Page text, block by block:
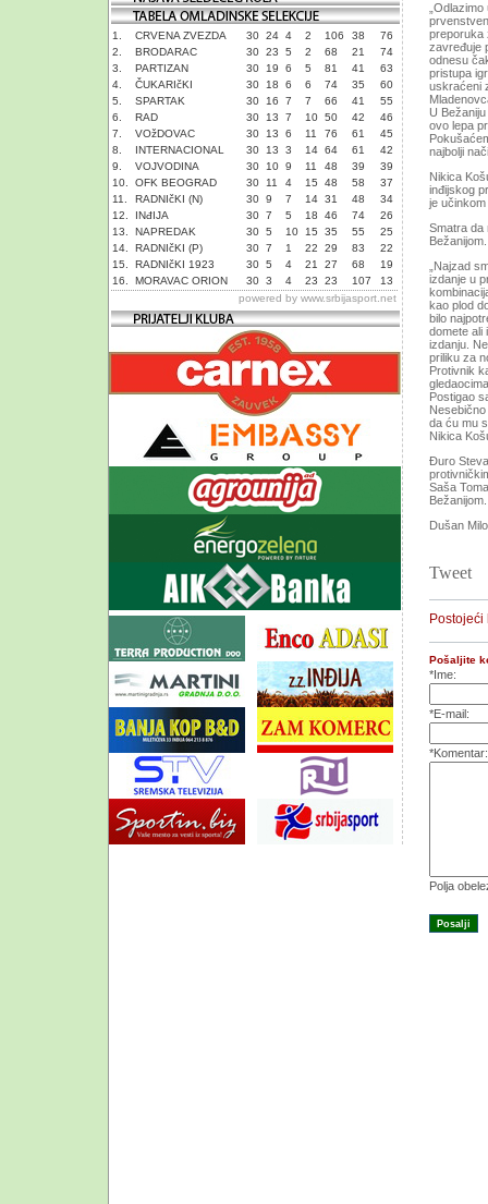
1. CRVENA ZVEZDA 30 24 4 2 106 38
76
2.
BRODARAC 30 23 5 2 68 21
74
3.
PARTIZAN 30 19 6 5 81 41
63
4.
ČUKARIčKI 30 18 6 6 74 35
60
5.
SPARTAK 30 16 7 7 66 41
55
6.
RAD 30 13 7 10 50 42
46
7.
VOžDOVAC 30 13 6 11 76 61
45
8.
INTERNACIONAL 30 13 3 14 64 61
42
9.
VOJVODINA 30 10 9 11 48 39
39
10.
OFK BEOGRAD 30 11 4 15 48 58
37
11.
RADNIčKI (N) 30 9 7 14 31 48
34
12.
INđIJA 30 7 5 18 46 74
26
13.
NAPREDAK 30 5 10 15 35 55
25
14.
RADNIčKI (P) 30 7 1 22 29 83
22
15.
RADNIčKI 1923 30 5 4 21 27 68
19
16.
MORAVAC ORION 30 3 4 23 23 107
13
powered by www.srbijasport.net
preporuka
zavređuje
odnesu
pristupa
uskraćeni
U
ovo lepa
najbolji
Nikica
inđijskog
je
Smatra da
Bežanijom.
„Najzad
izdanje u
kao plod
bilo
domete ali
izdanju.
priliku za
Protivnik
Postigao
da ću mu
Nikica
Đuro
Saša
Bežanijom.
Dušan
Tweet
Postojeći
Pošaljite
*Ime:
*E-mail:
*Komentar:
Polja